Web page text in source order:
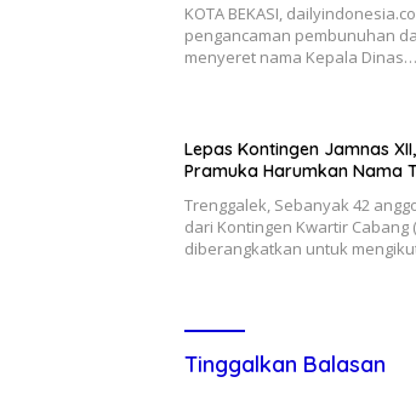
KOTA BEKASI,
pengancaman pembunuhan
menyeret nama Kepala Dinas…
Lepas Kontingen Jamnas
Pramuka Harumkan Nama
Trenggalek, Sebanyak 42
dari Kontingen Kwartir Cabang
diberangkatkan untuk
Tinggalkan Balasan